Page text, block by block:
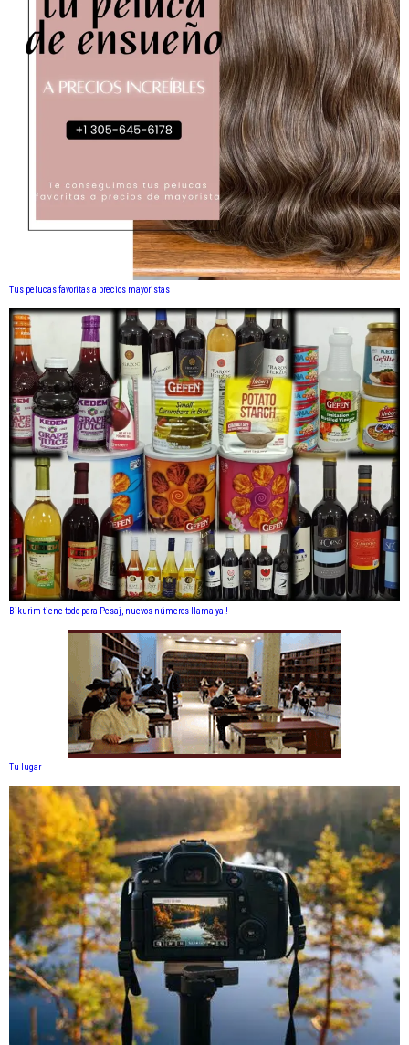
Tus pelucas favoritas a precios mayoristas
Bikurim tiene todo para Pesaj, nuevos números llama ya !
Tu lugar